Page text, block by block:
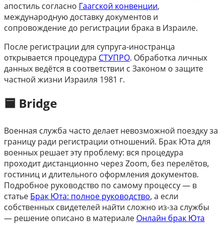
апостиль согласно Гаагской конвенции,
международную доставку документов и
сопровождение до регистрации брака в Израиле.
После регистрации для супруга-иностранца
открывается процедура СТУПРО. Обработка личных
данных ведётся в соответствии с Законом о защите
частной жизни Израиля 1981 г.
🟦 Bridge
Военная служба часто делает невозможной поездку за
границу ради регистрации отношений. Брак Юта для
военных решает эту проблему: вся процедура
проходит дистанционно через Zoom, без перелётов,
гостиниц и длительного оформления документов.
Подробное руководство по самому процессу — в
статье Брак Юта: полное руководство, а если
собственных свидетелей найти сложно из-за службы
— решение описано в материале Онлайн брак Юта